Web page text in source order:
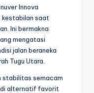
Innova
kestabilan saat
Ini bermakna
mengatasi
jalan beraneka
Tugu Utara.
stabilitas semacam
alternatif favorit